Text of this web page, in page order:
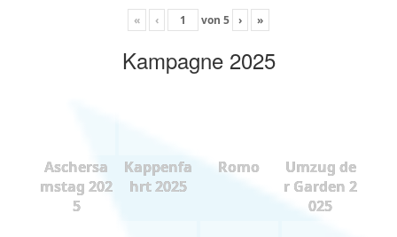
« ‹ von 5 › »
Kampagne 2025
Aschersa
mstag 202
5
Kappenfa
hrt 2025
Romo
Umzug de
r Garden 2
025